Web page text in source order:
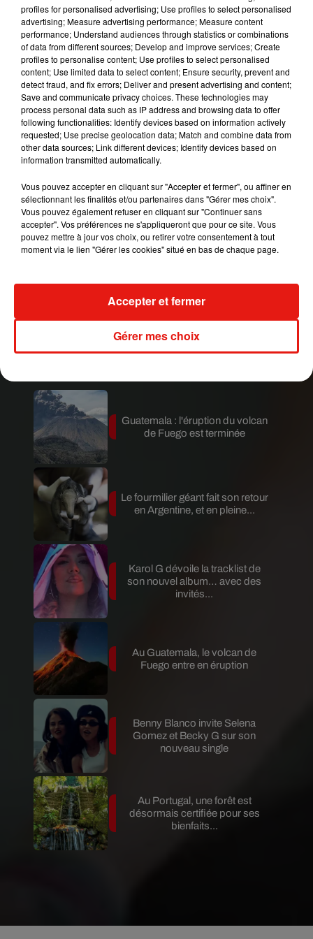
Publié : 17 mai 2019 à 13h00 par Aurélie AMCN
2014, le tribunal de New-York a qualifié la chanson
Locade «copie illégale» d’un morceau composé
en 1998 par un musicien originaire de la
République Dominicaine. Actuellement, Shakira
se retrouve également devant la justice pour une
affaire de fraude fiscale.
Guatemala : l'éruption du volcan
de Fuego est terminée
Le fourmilier géant fait son retour
en Argentine, et en pleine...
Karol G dévoile la tracklist de
son nouvel album… avec des
invités...
Au Guatemala, le volcan de
Fuego entre en éruption
Benny Blanco invite Selena
Gomez et Becky G sur son
nouveau single
Au Portugal, une forêt est
désormais certifiée pour ses
bienfaits...
profiles for personalised advertising; Use profiles to select personalised
advertising; Measure advertising performance; Measure content
performance; Understand audiences through statistics or combinations
of data from different sources; Develop and improve services; Create
profiles to personalise content; Use profiles to select personalised
content; Use limited data to select content; Ensure security, prevent and
detect fraud, and fix errors; Deliver and present advertising and content;
Save and communicate privacy choices. These technologies may
process personal data such as IP address and browsing data to offer
following functionalities: Identify devices based on information actively
requested; Use precise geolocation data; Match and combine data from
other data sources; Link different devices; Identify devices based on
information transmitted automatically.
Vous pouvez accepter en cliquant sur "Accepter et fermer", ou affiner en
sélectionnant les finalités et/ou partenaires dans "Gérer mes choix".
Vous pouvez également refuser en cliquant sur "Continuer sans
accepter". Vos préférences ne s'appliqueront que pour ce site. Vous
pouvez mettre à jour vos choix, ou retirer votre consentement à tout
moment via le lien "Gérer les cookies" situé en bas de chaque page.
Gérer mes choix
Accepter et fermer